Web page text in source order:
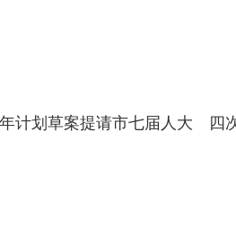
计划草案提请市七届人大 四